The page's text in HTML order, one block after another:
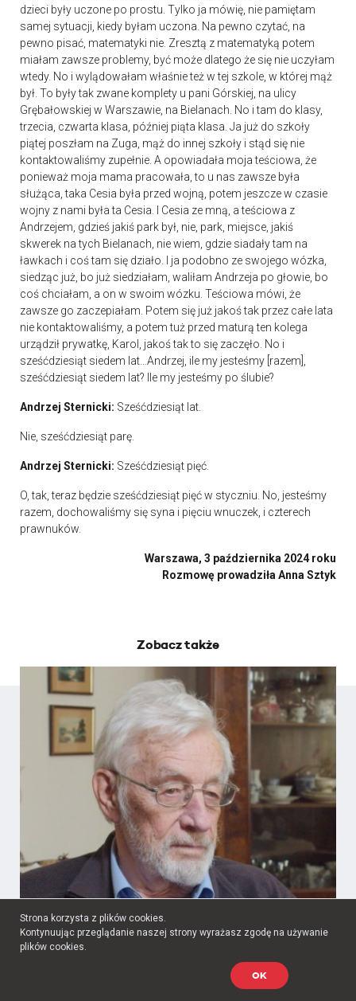
dzieci były uczone po prostu. Tylko ja mówię, nie pamiętam
samej sytuacji, kiedy byłam uczona. Na pewno czytać, na
pewno pisać, matematyki nie. Zresztą z matematyką potem
miałam zawsze problemy, być może dlatego że się nie uczyłam
wtedy. No i wylądowałam właśnie też w tej szkole, w której mąż
był. To były tak zwane komplety u pani Górskiej, na ulicy
Grębałowskiej w Warszawie, na Bielanach. No i tam do klasy,
trzecia, czwarta klasa, później piąta klasa. Ja już do szkoły
piątej poszłam na Zuga, mąż do innej szkoły i stąd się nie
kontaktowaliśmy zupełnie. A opowiadała moja teściowa, że
ponieważ moja mama pracowała, to u nas zawsze była
służąca, taka Cesia była przed wojną, potem jeszcze w czasie
wojny z nami była ta Cesia. I Cesia ze mną, a teściowa z
Andrzejem, gdzieś jakiś park był, nie, park, miejsce, jakiś
skwerek na tych Bielanach, nie wiem, gdzie siadały tam na
ławkach i coś tam się działo. I ja podobno ze swojego wózka,
siedząc już, bo już siedziałam, waliłam Andrzeja po głowie, bo
coś chciałam, a on w swoim wózku. Teściowa mówi, że
zawsze go zaczepiałam. Potem się już jakoś tak przez całe lata
nie kontaktowaliśmy, a potem tuż przed maturą ten kolega
urządził prywatkę, Karol, jakoś tak to się zaczęło. No i
sześćdziesiąt siedem lat…Andrzej, ile my jesteśmy [razem],
sześćdziesiąt siedem lat? Ile my jesteśmy po ślubie?
Andrzej Sternicki: Sześćdziesiąt lat.
Nie, sześćdziesiąt parę.
Andrzej Sternicki: Sześćdziesiąt pięć.
O, tak, teraz będzie sześćdziesiąt pięć w styczniu. No, jesteśmy
razem, dochowaliśmy się syna i pięciu wnuczek, i czterech
prawnuków.
Warszawa, 3 października 2024 roku
Rozmowę prowadziła Anna Sztyk
Zobacz także
Strona korzysta z plików cookies.
Kontynuując przeglądanie naszej strony wyrażasz zgodę na używanie
plików cookies.
OK